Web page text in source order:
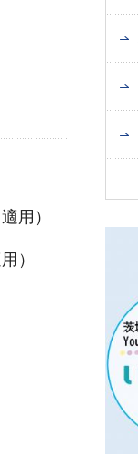
用）
）